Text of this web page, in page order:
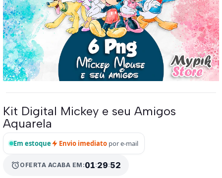
Kit Digital Mickey e seu Amigos
Aquarela
Em estoque Envio imediato por e-mail
alarmOFERTA ACABA EM:01:29:52